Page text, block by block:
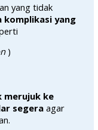
yang tidak
komplikasi yang
)
merujuk ke
segera agar